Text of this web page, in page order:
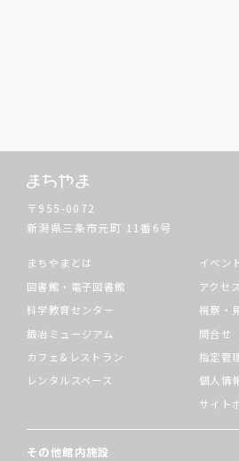
〒955-0072
新潟県三条市元町 11番6号
まちやまとは
図書館・電子図書館
科学教育センター
鍛冶ミュージアム
カフェ&レストラン
レンタルスペース
イベン
アクセス
視察・
問合せ
指定管
個人情
サイト
その他館内施設